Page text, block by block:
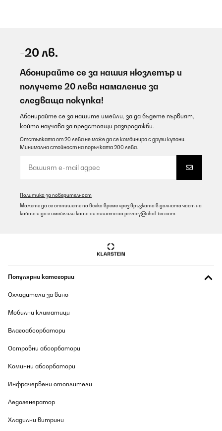
-20 лв.
Абонирайте се за нашия нюзлетър и
получете 20 лева намаление за
следваща покупка!
Абонирайте се за нашите имейли, за да бъдете първият,
който научава за предстоящи разпродажби.
Отстъпката от 20 лева не може да се комбинира с други купони.
Минимална стойност на поръчката 200 лева.
Политика за поверителност
Можете да се отпишете по всяко време чрез връзката в долната част на
който и да е имейл или като ни пишете на privacy@chal-tec.com
Популярни категории
Охладители за вино
Мобилни климатици
Влагоабсорбатори
Островни абсорбатори
Коминни абсорбатори
Инфрачервени отоплители
Ледогенератор
Хладилни витрини